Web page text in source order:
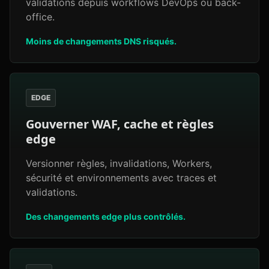
validations depuis workflows DevOps ou back-
office.
Moins de changements DNS risqués.
EDGE
Gouverner WAF, cache et règles
edge
Versionner règles, invalidations, Workers,
sécurité et environnements avec traces et
validations.
Des changements edge plus contrôlés.